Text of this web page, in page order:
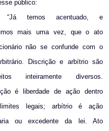
público:
“Já temos acentuado, e
mais uma vez, que o ato
não se confunde com o
Discrição e arbítrio são
inteiramente diversos.
é liberdade de ação dentro
legais; arbítrio é ação
ou excedente da lei. Ato